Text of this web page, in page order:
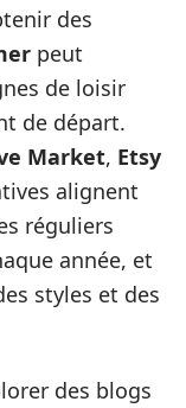
des
peut
de loisir
de départ.
Market, Etsy
alignent
réguliers
année, et
styles et des
des blogs